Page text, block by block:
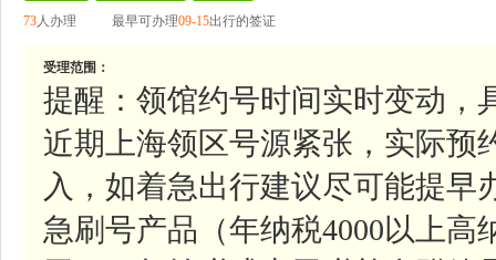
73人办理 最早可办理09-15出行的签证
受理范围：
提醒：领馆约号时间实时变动，
近期上海领区号源紧张，实际预
入，如着急出行建议尽可能提
急刷号产品（年纳税4000以上